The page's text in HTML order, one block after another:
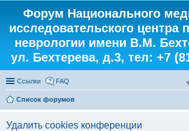
Форум Национального
исследовательского центра
неврологии имени В.М.
ул. Бехтерева, д.3, тел: +7
Ссылки FAQ
Список форумов
Удалить cookies конференции